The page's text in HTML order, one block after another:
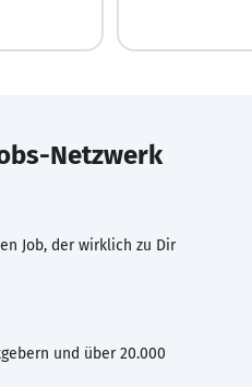
Netzwerk
Job, der wirklich zu Dir
und über 20.000